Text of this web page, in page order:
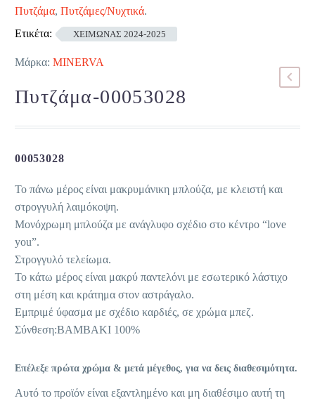
Πυτζάμα, Πυτζάμες/Νυχτικά.
Ετικέτα:
ΧΕΙΜΩΝΑΣ 2024-2025
Μάρκα: MINERVA
Πυτζάμα-00053028
00053028
Το πάνω μέρος είναι μακρυμάνικη μπλούζα, με κλειστή και
στρογγυλή λαιμόκοψη.
Μονόχρωμη μπλούζα με ανάγλυφο σχέδιο στο κέντρο “love
you”.
Στρογγυλό τελείωμα.
Το κάτω μέρος είναι μακρύ παντελόνι με εσωτερικό λάστιχο
στη μέση και κράτημα στον αστράγαλο.
Εμπριμέ ύφασμα με σχέδιο καρδιές, σε χρώμα μπεζ.
Σύνθεση:ΒΑΜΒΑΚΙ 100%
Επέλεξε πρώτα χρώμα & μετά μέγεθος, για να δεις διαθεσιμότητα.
Αυτό το προϊόν είναι εξαντλημένο και μη διαθέσιμο αυτή τη